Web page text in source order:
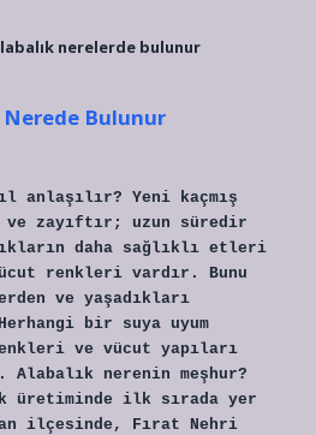
nerelerde bulunur
Nerede Bulunur
anlaşılır? Yeni kaçmış
zayıftır; uzun süredir
daha sağlıklı etleri
renkleri vardır. Bunu
ve yaşadıkları
bir suya uyum
ve vücut yapıları
nerenin meşhur?
üretiminde ilk sırada yer
ilçesinde, Fırat Nehri